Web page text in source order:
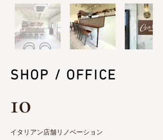
SHOP / OFFICE
10
イタリアン店舗リノベーション